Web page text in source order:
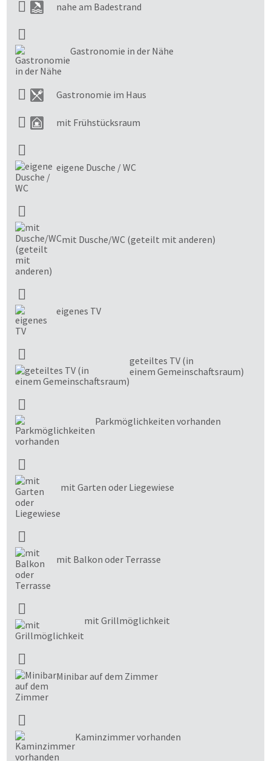
nahe am Badestrand
Gastronomie in der Nähe
Gastronomie im Haus
mit Frühstücksraum
eigene Dusche / WC
mit Dusche/WC (geteilt mit anderen)
eigenes TV
geteiltes TV (in
einem Gemeinschaftsraum)
Parkmöglichkeiten vorhanden
mit Garten oder Liegewiese
mit Balkon oder Terrasse
mit Grillmöglichkeit
Minibar auf dem Zimmer
Kaminzimmer vorhanden